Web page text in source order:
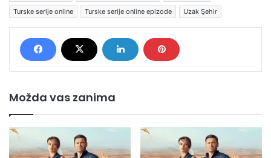
Turske serije online
Turske serije online epizode Uzak Şehir
Možda vas zanima